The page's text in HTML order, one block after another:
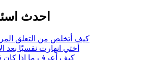
احدث
كيف أتخلص من التعلق
أختي انهارت نفسيًا بعد
كيف أعرف ما إذا كان